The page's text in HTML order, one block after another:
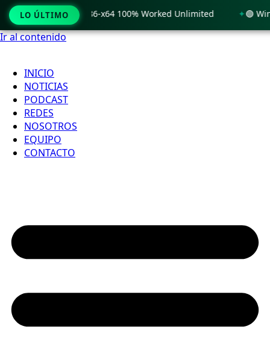
Ir al contenido
INICIO
NOTICIAS
PODCAST
REDES
NOSOTROS
EQUIPO
CONTACTO
LO ÚLTIMO
11 x86-x64 100% Worked Unlimited 🟢 WinRAR